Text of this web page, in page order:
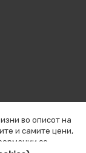
во описот на
и самите цени,
се